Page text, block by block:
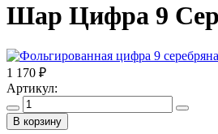
Шар Цифра 9
1 170 ₽
Артикул:
В корзину